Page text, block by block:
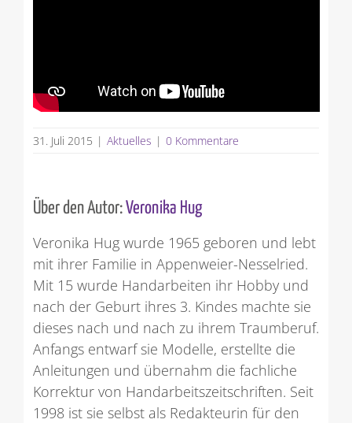
31. Juli 2015 | Aktuelles | 0 Kommentare
Über den Autor:Veronika Hug
Veronika Hug wurde 1965 geboren und lebt
mit ihrer Familie in Appenweier-Nesselried.
Mit 15 wurde Handarbeiten ihr Hobby und
nach der Geburt ihres 3. Kindes machte sie
dieses nach und nach zu ihrem Traumberuf.
Anfangs entwarf sie Modelle, erstellte die
Anleitungen und übernahm die fachliche
Korrektur von Handarbeitszeitschriften. Seit
1998 ist sie selbst als Redakteurin für den